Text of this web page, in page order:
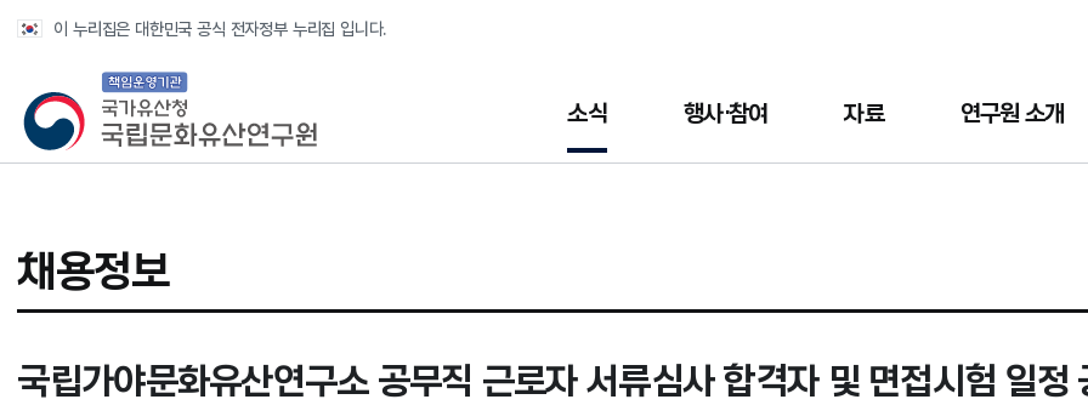
이 누리집은 대한민국 공식 전자정부 누리집 입니다.
국가유산청 국립문화유산연구원
소식 행사·참여 자료 연구원 소개
채용정보
국립가야문화유산연구소 공무직 근로자 서류심사 합격자 및 면접시험 일정